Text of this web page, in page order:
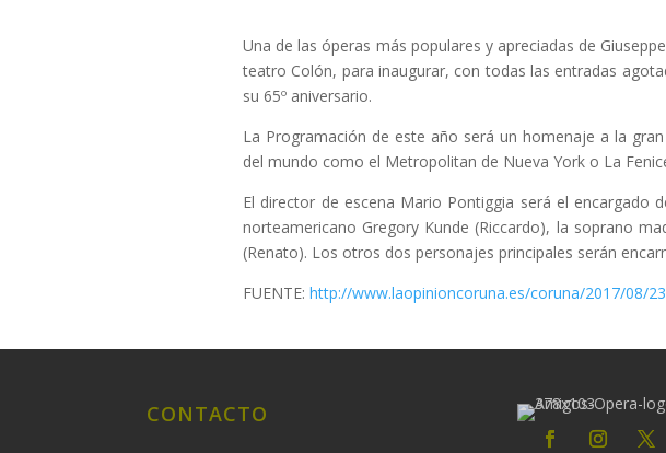
Una de las óperas más populares y apreciadas de
teatro Colón, para inaugurar, con todas las entradas
su 65º aniversario.
La Programación de este año será un homenaje a la
del mundo como el Metropolitan de Nueva York o La
El director de escena Mario Pontiggia será el
norteamericano Gregory Kunde (Riccardo), la soprano
(Renato). Los otros dos personajes principales serán
FUENTE: http://www.laopinioncoruna.es/coruna/2017/08/
CONTACTO